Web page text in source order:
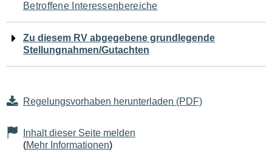
Betroffene Interessenbereiche
Zu diesem RV abgegebene grundlegende
Stellungnahmen/Gutachten
Regelungsvorhaben herunterladen (PDF)
Inhalt dieser Seite melden
(Mehr Informationen)